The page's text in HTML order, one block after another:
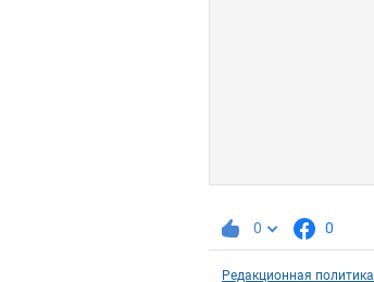
0 0
Редакционная политика